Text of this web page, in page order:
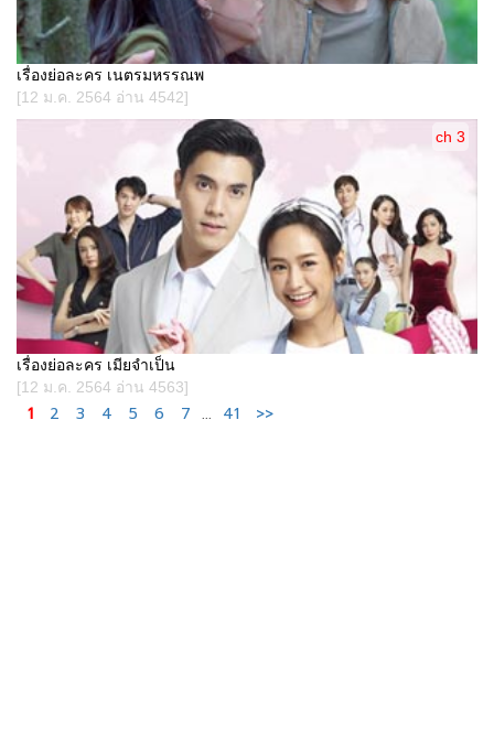
เรื่องย่อละคร เนตรมหรรณพ
[12 ม.ค. 2564 อ่าน 4542]
เรื่องย่อละคร เมียจำเป็น
[12 ม.ค. 2564 อ่าน 4563]
ch 3
1 2 3 4 5 6 7 ... 41 >>